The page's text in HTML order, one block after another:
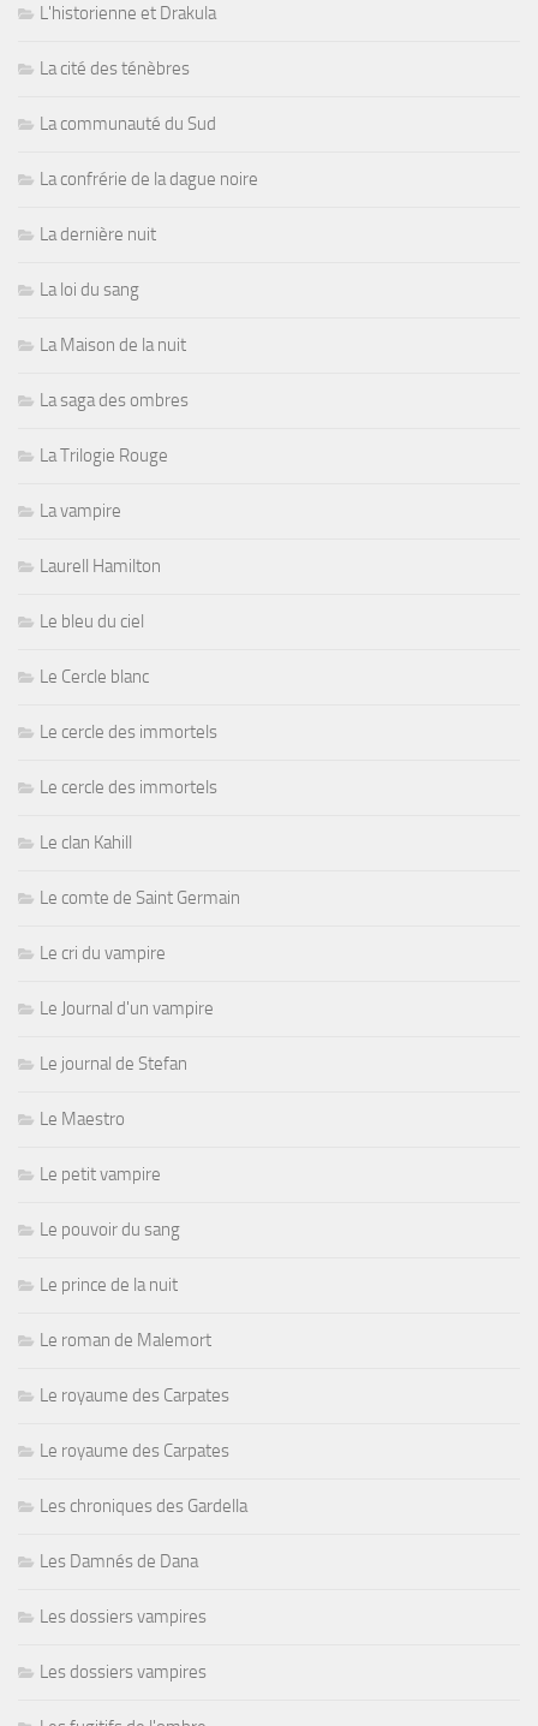
L'historienne et Drakula
La cité des ténèbres
La communauté du Sud
La confrérie de la dague noire
La dernière nuit
La loi du sang
La Maison de la nuit
La saga des ombres
La Trilogie Rouge
La vampire
Laurell Hamilton
Le bleu du ciel
Le Cercle blanc
Le cercle des immortels
Le cercle des immortels
Le clan Kahill
Le comte de Saint Germain
Le cri du vampire
Le Journal d'un vampire
Le journal de Stefan
Le Maestro
Le petit vampire
Le pouvoir du sang
Le prince de la nuit
Le roman de Malemort
Le royaume des Carpates
Le royaume des Carpates
Les chroniques des Gardella
Les Damnés de Dana
Les dossiers vampires
Les dossiers vampires